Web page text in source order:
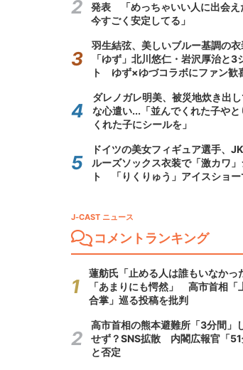
発表 「めっちゃいい人に出会え
今すごく安定してる」
羽生結弦、美しいブルー基調の衣
「ゆず」北川悠仁・岩沢厚治と3
ト ゆず×ゆづコラボにファン歓
ダレノガレ明美、被災地炊き出
な心遣い...「並んでくれた子やと
くれた子にシールを」
ドイツの美女フィギュア選手、
ルーズソックス衣装で「激カワ」
ト 「りくりゅう」アイスショー
J-CAST ニュース
コメントランキング
蓮舫氏「止める人は誰もいなかっ
「あまりにも愕然」 高市首相「
合掌」巡る投稿を批判
高市首相の熊本避難所「3分間」
せず？SNS拡散 内閣広報官「51
と否定